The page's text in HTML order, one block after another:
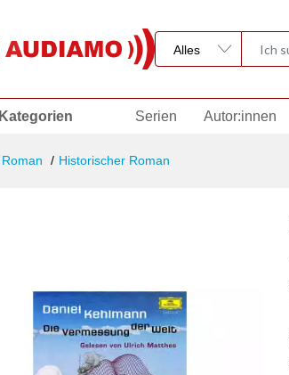
Kategorien Serien Autor:innen
Roman Historischer Roman